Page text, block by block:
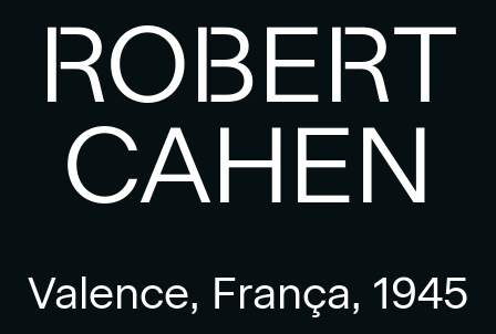
ROBERT
CAHEN
Valence, França, 1945